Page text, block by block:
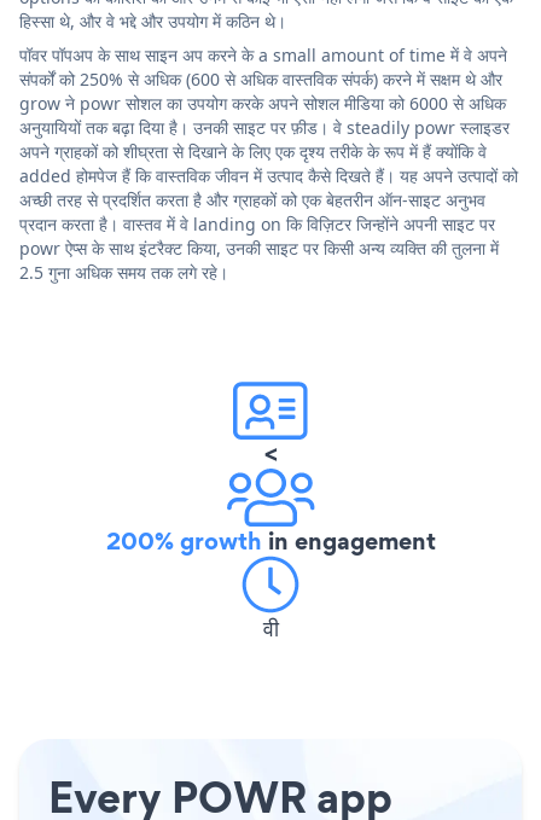
हिस्सा थे, और वे भद्दे और उपयोग में कठिन थे।
पॉवर पॉपअप के साथ साइन अप करने के a small amount of time में वे अपने
संपर्कों को 250% से अधिक (600 से अधिक वास्तविक संपर्क) करने में सक्षम थे और
grow ने powr सोशल का उपयोग करके अपने सोशल मीडिया को 6000 से अधिक
अनुयायियों तक बढ़ा दिया है। उनकी साइट पर फ़ीड। वे steadily powr स्लाइडर
अपने ग्राहकों को शीघ्रता से दिखाने के लिए एक दृश्य तरीके के रूप में हैं क्योंकि वे
added होमपेज हैं कि वास्तविक जीवन में उत्पाद कैसे दिखते हैं। यह अपने उत्पादों को
अच्छी तरह से प्रदर्शित करता है और ग्राहकों को एक बेहतरीन ऑन-साइट अनुभव
प्रदान करता है। वास्तव में वे landing on कि विज़िटर जिन्होंने अपनी साइट पर
powr ऐप्स के साथ इंटरैक्ट किया, उनकी साइट पर किसी अन्य व्यक्ति की तुलना में
2.5 गुना अधिक समय तक लगे रहे।
<
200% growth in engagement
वी
Every POWR app